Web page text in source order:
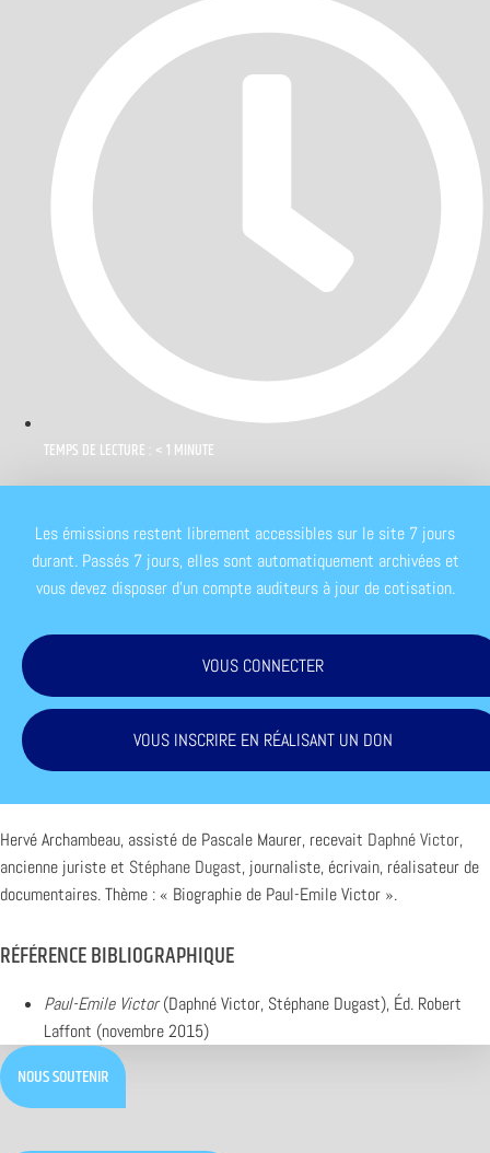
TEMPS DE LECTURE : < 1 MINUTE
Les émissions restent librement accessibles sur le site 7 jours
durant. Passés 7 jours, elles sont automatiquement archivées et
vous devez disposer d'un compte auditeurs à jour de cotisation.
VOUS CONNECTER
VOUS INSCRIRE EN RÉALISANT UN DON
Hervé Archambeau, assisté de Pascale Maurer, recevait Daphné Victor,
ancienne juriste et Stéphane Dugast, journaliste, écrivain, réalisateur de
documentaires. Thème : « Biographie de Paul-Emile Victor ».
RÉFÉRENCE BIBLIOGRAPHIQUE
Paul-Emile Victor(Daphné Victor, Stéphane Dugast), Éd. Robert
Laffont (novembre 2015)
NOUS SOUTENIR